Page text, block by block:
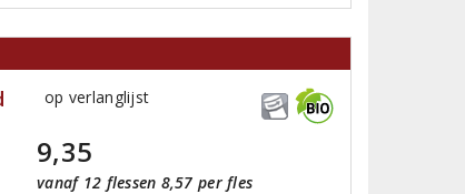
op verlanglijst
9,35
vanaf 12 flessen 8,57 per fles